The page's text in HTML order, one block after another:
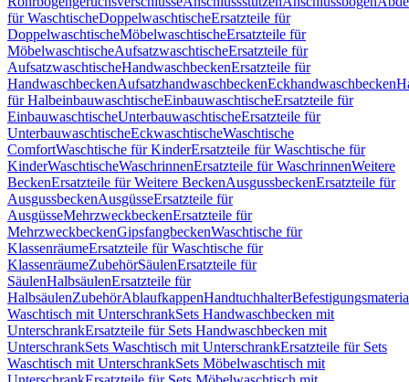
für WaschtischeDoppelwaschtischeErsatzteile für
DoppelwaschtischeMöbelwaschtischeErsatzteile für
MöbelwaschtischeAufsatzwaschtischeErsatzteile für
AufsatzwaschtischeHandwaschbeckenErsatzteile für
HandwaschbeckenAufsatzhandwaschbeckenEckhandwaschbecken
für HalbeinbauwaschtischeEinbauwaschtischeErsatzteile für
EinbauwaschtischeUnterbauwaschtischeErsatzteile für
UnterbauwaschtischeEckwaschtischeWaschtische
ComfortWaschtische für KinderErsatzteile für Waschtische für
KinderWaschtischeWaschrinnenErsatzteile für WaschrinnenWeitere
BeckenErsatzteile für Weitere BeckenAusgussbeckenErsatzteile für
AusgussbeckenAusgüsseErsatzteile für
AusgüsseMehrzweckbeckenErsatzteile für
MehrzweckbeckenGipsfangbeckenWaschtische für
KlassenräumeErsatzteile für Waschtische für
KlassenräumeZubehörSäulenErsatzteile für
SäulenHalbsäulenErsatzteile für
HalbsäulenZubehörAblaufkappenHandtuchhalter
Waschtisch mit UnterschrankSets Handwaschbecken mit
UnterschrankErsatzteile für Sets Handwaschbecken mit
UnterschrankSets Waschtisch mit UnterschrankErsatzteile für Sets
Waschtisch mit UnterschrankSets Möbelwaschtisch mit